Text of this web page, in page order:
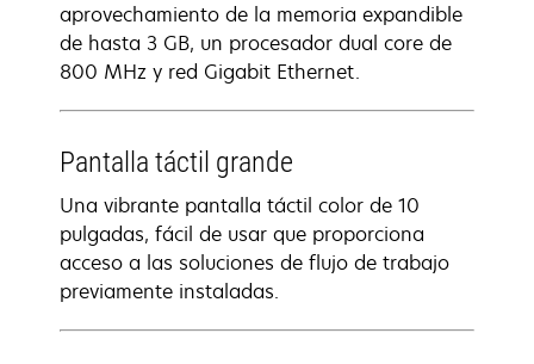
aprovechamiento de la memoria expandible
de hasta 3 GB, un procesador dual core de
800 MHz y red Gigabit Ethernet.
Pantalla táctil grande
Una vibrante pantalla táctil color de 10
pulgadas, fácil de usar que proporciona
acceso a las soluciones de flujo de trabajo
previamente instaladas.